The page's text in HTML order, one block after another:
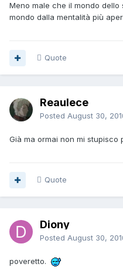
Meno male che il mondo
mondo dalla mentalità più
Quote
Reaulece
Posted August 30,
Già ma ormai non mi stupisco
Quote
Diony
Posted August 30,
poveretto.